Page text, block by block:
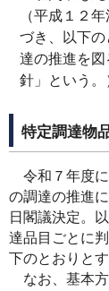
（平成１２
づき、以下
達の推進を
針」という。
特定調達物
令和７年度に
の調達の推進
日閣議決定。
達品目ごとに
下のとおりとす
なお、基本方